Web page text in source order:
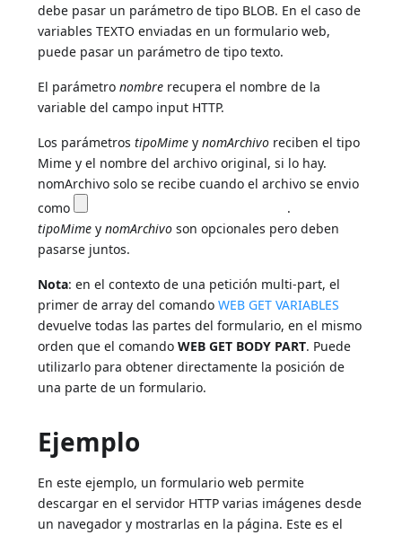
debe pasar un parámetro de tipo BLOB. En el caso de
variables TEXTO enviadas en un formulario web,
puede pasar un parámetro de tipo texto.
El parámetronombre recupera el nombre de la
variable del campo input HTTP.
Los parámetrostipoMime ynomArchivo reciben el tipo
Mime y el nombre del archivo original, si lo hay.
nomArchivo solo se recibe cuando el archivo se envio
como
.
tipoMime ynomArchivo son opcionales pero deben
pasarse juntos.
Nota: en el contexto de una petición multi-part, el
primer de array del comandoWEB GET VARIABLES
devuelve todas las partes del formulario, en el mismo
orden que el comandoWEB GET BODY PART. Puede
utilizarlo para obtener directamente la posición de
una parte de un formulario.
Ejemplo
En este ejemplo, un formulario web permite
descargar en el servidor HTTP varias imágenes desde
un navegador y mostrarlas en la página. Este es el